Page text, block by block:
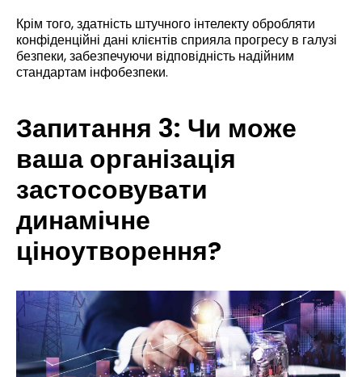
Крім того, здатність штучного інтелекту обробляти
конфіденційні дані клієнтів сприяла прогресу в галузі
безпеки, забезпечуючи відповідність надійним
стандартам інфобезпеки.
Запитання 3: Чи може
ваша організація
застосовувати
динамічне
ціноутворення?